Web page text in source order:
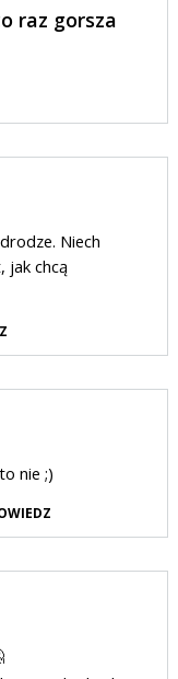
raz gorsza
Niech
jak chcą
nie ;)